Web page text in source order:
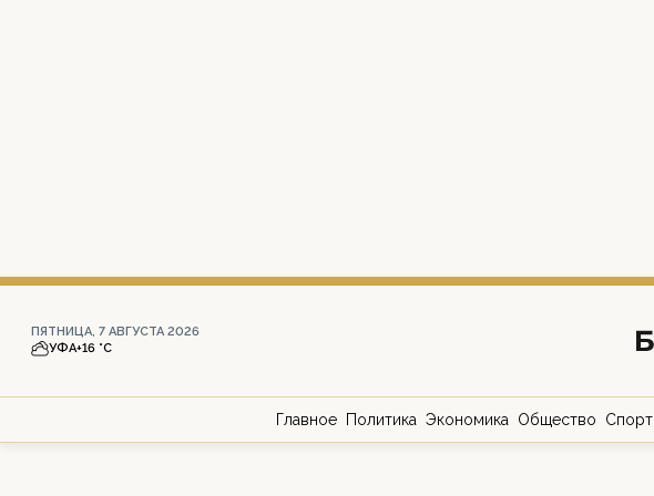
ПЯТНИЦА, 7 АВГУСТА 2026
УФА+16 °С
Главное Политика Экономика Общество Спорт